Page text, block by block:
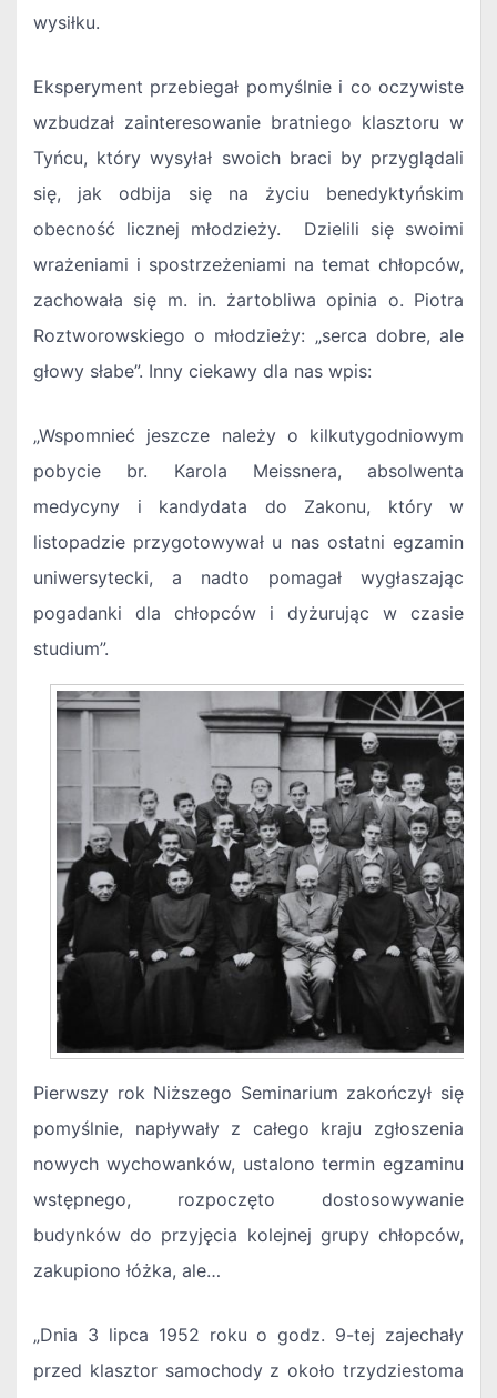
wysiłku.
Eksperyment przebiegał pomyślnie i co oczywiste
wzbudzał zainteresowanie bratniego klasztoru w
Tyńcu, który wysyłał swoich braci by przyglądali
się, jak odbija się na życiu benedyktyńskim
obecność licznej młodzieży. Dzielili się swoimi
wrażeniami i spostrzeżeniami na temat chłopców,
zachowała się m. in. żartobliwa opinia o. Piotra
Roztworowskiego o młodzieży: „serca dobre, ale
głowy słabe”. Inny ciekawy dla nas wpis:
„Wspomnieć jeszcze należy o kilkutygodniowym
pobycie br. Karola Meissnera, absolwenta
medycyny i kandydata do Zakonu, który w
listopadzie przygotowywał u nas ostatni egzamin
uniwersytecki, a nadto pomagał wygłaszając
pogadanki dla chłopców i dyżurując w czasie
studium”.
Pierwszy rok Niższego Seminarium zakończył się
pomyślnie, napływały z całego kraju zgłoszenia
nowych wychowanków, ustalono termin egzaminu
wstępnego, rozpoczęto dostosowywanie
budynków do przyjęcia kolejnej grupy chłopców,
zakupiono łóżka, ale…
„Dnia 3 lipca 1952 roku o godz. 9-tej zajechały
przed klasztor samochody z około trzydziestoma